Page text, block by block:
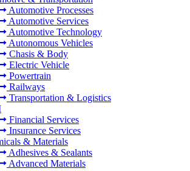
Automotive Processes
Automotive Services
Automotive Technology
Autonomous Vehicles
Chasis & Body
Electric Vehicle
Powertrain
Railways
Transportation & Logistics
Financial Services
Insurance Services
& Materials
Adhesives & Sealants
Advanced Materials